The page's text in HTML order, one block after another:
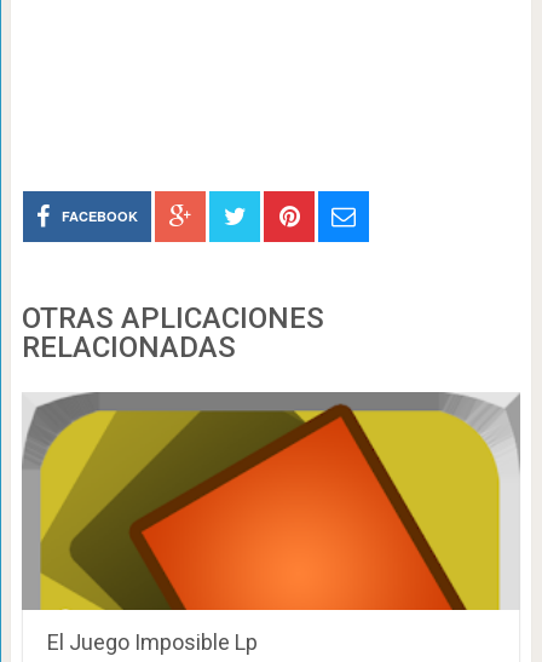
FACEBOOK
OTRAS APLICACIONES
RELACIONADAS
El Juego Imposible Lp